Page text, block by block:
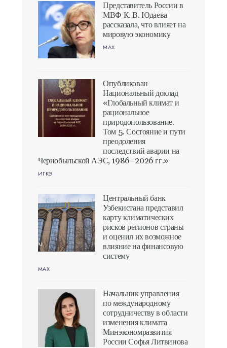
Представитель России в
МВФ К. В. Юдаева
рассказала, что влияет на
мировую экономику
MAX
Опубликован
Национальный доклад
«Глобальный климат и
рациональное
природопользование.
Том 5. Состояние и пути
преодоления
последствий аварии на
Чернобыльской АЭС, 1986–2026 гг.»
ИГКЭ
Центральный банк
Узбекистана представил
карту климатических
рисков регионов страны
и оценил их возможное
влияние на финансовую
систему
MAX
Начальник управления
по международному
сотрудничеству в области
изменения климата
Минэкономразвития
России Софья Литвинова